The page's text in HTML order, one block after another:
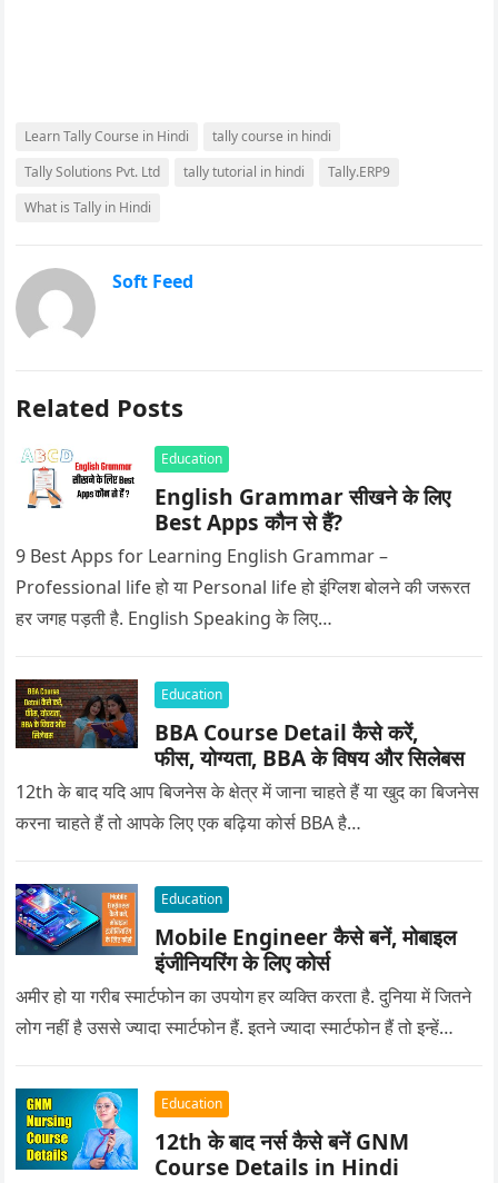
Learn Tally Course in Hindi
tally course in hindi
Tally Solutions Pvt. Ltd
tally tutorial in hindi
Tally.ERP9
What is Tally in Hindi
Soft Feed
Related Posts
Education
English Grammar सीखने के लिए
Best Apps कौन से हैं?
9 Best Apps for Learning English Grammar –
Professional life हो या Personal life हो इंग्लिश बोलने की जरूरत
हर जगह पड़ती है. English Speaking के लिए…
Education
BBA Course Detail कैसे करें,
फीस, योग्यता, BBA के विषय और सिलेबस
12th के बाद यदि आप बिजनेस के क्षेत्र में जाना चाहते हैं या खुद का बिजनेस
करना चाहते हैं तो आपके लिए एक बढ़िया कोर्स BBA है…
Education
Mobile Engineer कैसे बनें, मोबाइल
इंजीनियरिंग के लिए कोर्स
अमीर हो या गरीब स्मार्टफोन का उपयोग हर व्यक्ति करता है. दुनिया में जितने
लोग नहीं है उससे ज्यादा स्मार्टफोन हैं. इतने ज्यादा स्मार्टफोन हैं तो इन्हें…
Education
12th के बाद नर्स कैसे बनें GNM
Course Details in Hindi